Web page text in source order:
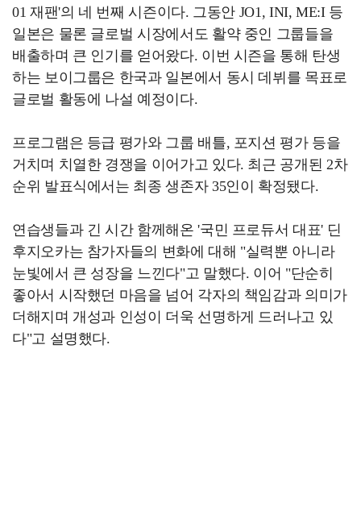
01 재팬'의 네 번째 시즌이다. 그동안 JO1, INI, ME:I 등
일본은 물론 글로벌 시장에서도 활약 중인 그룹들을
배출하며 큰 인기를 얻어왔다. 이번 시즌을 통해 탄생
하는 보이그룹은 한국과 일본에서 동시 데뷔를 목표로
글로벌 활동에 나설 예정이다.
프로그램은 등급 평가와 그룹 배틀, 포지션 평가 등을
거치며 치열한 경쟁을 이어가고 있다. 최근 공개된 2차
순위 발표식에서는 최종 생존자 35인이 확정됐다.
연습생들과 긴 시간 함께해온 '국민 프로듀서 대표' 딘
후지오카는 참가자들의 변화에 대해 "실력뿐 아니라
눈빛에서 큰 성장을 느낀다"고 말했다. 이어 "단순히
좋아서 시작했던 마음을 넘어 각자의 책임감과 의미가
더해지며 개성과 인성이 더욱 선명하게 드러나고 있
다"고 설명했다.